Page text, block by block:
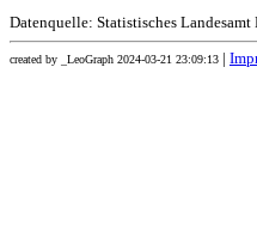
Datenquelle: Statistisches
created by _LeoGraph 2024-03-21 23:09:13